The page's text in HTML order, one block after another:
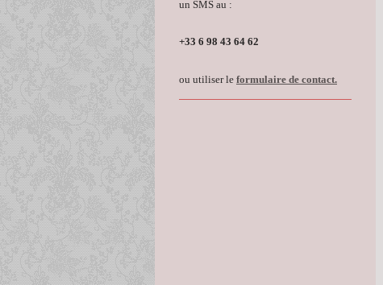
un SMS au :
+33 6 98 43 64 62
ou utiliser le formulaire de contact.